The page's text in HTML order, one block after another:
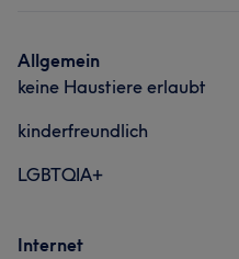
Allgemein
keine Haustiere erlaubt
kinderfreundlich
LGBTQIA+
Internet